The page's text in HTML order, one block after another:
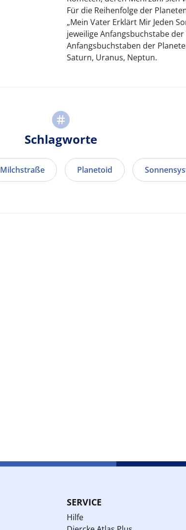
Für die Reihenfolge der
„Mein Vater Erklärt Mir Jeden
jeweilige Anfangsbuchstabe
Anfangsbuchstaben der
Saturn, Uranus, Neptun.
Schlagworte
Milchstraße Planetoid
SERVICE
Hilfe